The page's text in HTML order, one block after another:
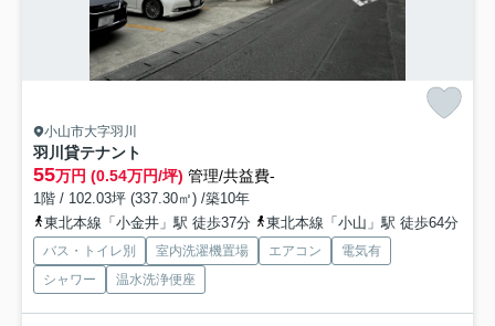
小山市大字羽川
羽川貸テナント
55万円 (0.54万円/坪) 管理/共益費-
1階 / 102.03坪 (337.30㎡) /築10年
東北本線「小金井」駅 徒歩37分
東北本線「小山」駅 徒歩64分
バス・トイレ別 室内洗濯機置場 エアコン
電気有
シャワー
温水洗浄便座